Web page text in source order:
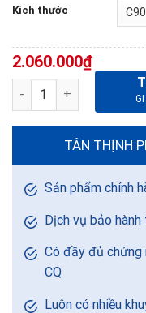
Kích thước
2.060.000₫
Bảng ghim Lie cố định
TÂN THỊNH
Sản phẩm chính
Dịch vụ bảo
Có đầy đủ chứng
CQ
Luôn có nhiều